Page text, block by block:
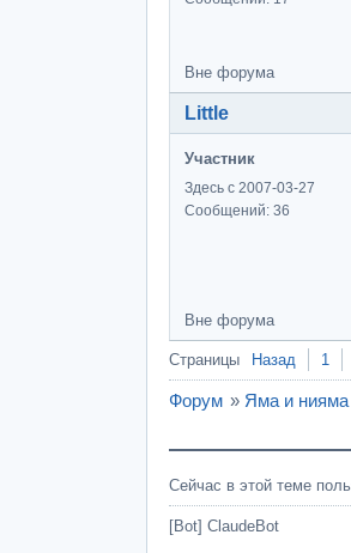
Вне форума
Little
Участник
Здесь с 2007-03-27
Сообщений: 36
Вне форума
Страницы Назад 1
Форум » Яма и нияма
Сейчас в этой теме
[Bot] ClaudeBot